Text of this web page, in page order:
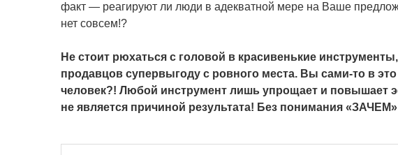
факт — реагируют ли люди в адекватной мере на Ваше
нет совсем!?
Не стоит рюхаться с головой в красивенькие
продавцов супервыгоду с ровного места. Вы сами-то в
человек?! Любой инструмент лишь упрощает и повышает
не является причиной результата! Без понимания